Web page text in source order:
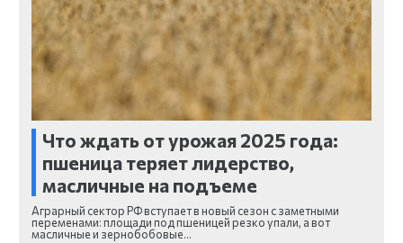
Что ждать от урожая 2025 года:
пшеница теряет лидерство,
масличные на подъеме
Аграрный сектор РФ вступает в новый сезон с заметными
переменами: площади под пшеницей резко упали, а вот
масличные и зернобобовые…